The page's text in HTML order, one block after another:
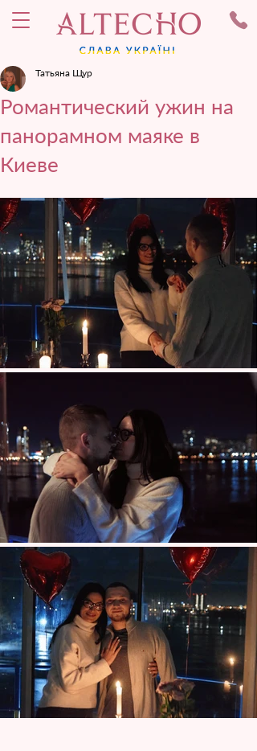
Романтический ужин на
панорамном маяке в
Киеве
Татьяна Щур